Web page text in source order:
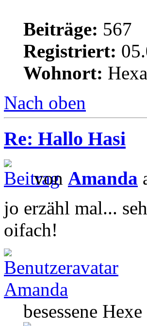
Beiträge: 567
Registriert:
Wohnort:
Nach oben
Re: Hallo Hasi
von Amanda
jo erzähl mal...
oifach!
Amanda
besessene